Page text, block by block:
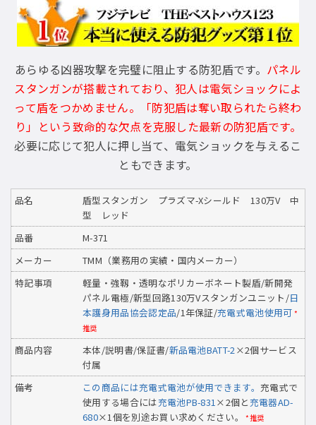
あらゆる凶器攻撃を完璧に阻止する防犯盾です。 パネル
スタンガンが搭載されており、犯人は電気ショックによ
って盾をつかめません。「防犯盾は奪い取られたら終わ
り」という致命的な欠点を克服した最新の防犯盾です。
必要に応じて犯人に押し当て、電気ショックを与えるこ
ともできます。
品名
盾型スタンガン プラズマ-Xシールド 130万V 中
型 レッド
品番
M-371
メーカー
TMM（業務用の実績・国内メーカー）
特記事項
軽量・強靱・透明なポリカーボネート製盾/新開発
パネル電極/新型回路130万Vスタンガンユニット/日
本護身用品協会認定品/1年保証/充電式電池使用可 *
推奨
商品内容 本体/説明書/保証書/新品電池BATT-2×2個サービス
付属
備考
この商品には充電式電池が使用できます。充電式で
使用する場合には充電池PB-831×2個と充電器AD-
680×1個を別途お買い求めください。 *推奨